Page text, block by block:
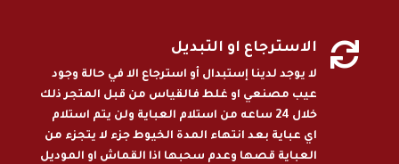
 الاسترجاع او التبديل
لا يوجد لدينا إستبدال أو استرجاع الا في حالة وجود
عيب مصنعي او غلط فالقياس من قبل المتجر ذلك
خلال 24 ساعه من استلام العباية ولن يتم استلام
اي عباية بعد انتهاء المدة الخيوط جزء لا يتجزء من
العباية قصها وعدم سحبها اذا القماش او الموديل